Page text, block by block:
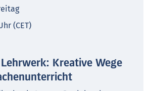
(CET)
Kreative Wege